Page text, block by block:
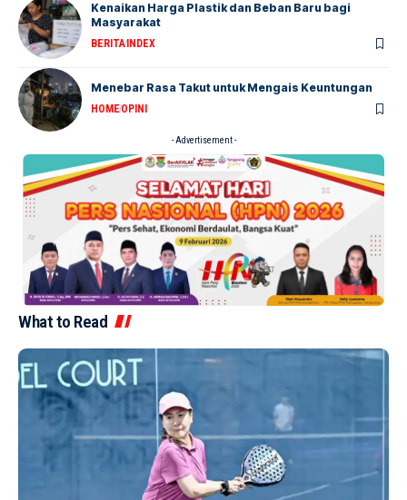
Kenaikan Harga Plastik dan Beban Baru bagi
Masyarakat
BERITAINDEX
Menebar Rasa Takut untuk Mengais Keuntungan
HOMEOPINI
- Advertisement -
What to Read